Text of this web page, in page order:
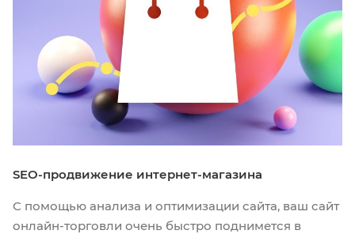
SEO-продвижение интернет-магазина
С помощью анализа и оптимизации сайта, ваш сайт
онлайн-торговли очень быстро поднимется в